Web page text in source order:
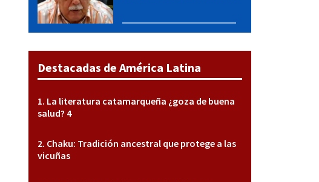
Destacadas de América Latina
La literatura catamarqueña ¿goza de buena
salud? 4
Chaku: Tradición ancestral que protege a las
vicuñas